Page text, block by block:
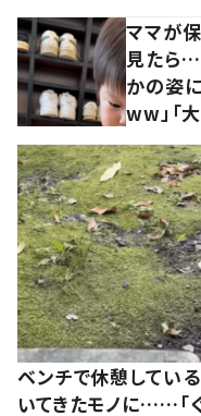
ママが
見たら
かの姿
ww」「
ベンチで休憩してい
いてきたモノに……「